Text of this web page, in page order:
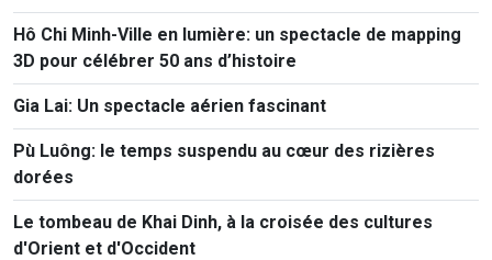
Hô Chi Minh-Ville en lumière: un spectacle de mapping
3D pour célébrer 50 ans d’histoire
Gia Lai: Un spectacle aérien fascinant
Pù Luông: le temps suspendu au cœur des rizières
dorées
Le tombeau de Khai Dinh, à la croisée des cultures
d'Orient et d'Occident